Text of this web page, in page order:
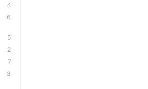
4
6
5
2
7
3